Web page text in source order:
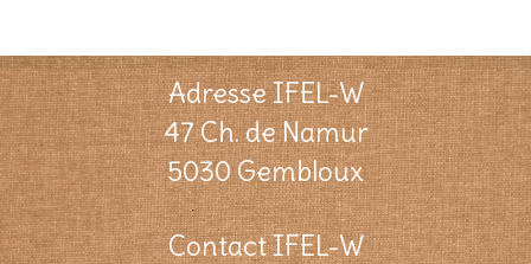
Adresse IFEL-W
47 Ch. de Namur
5030 Gembloux
Contact IFEL-W